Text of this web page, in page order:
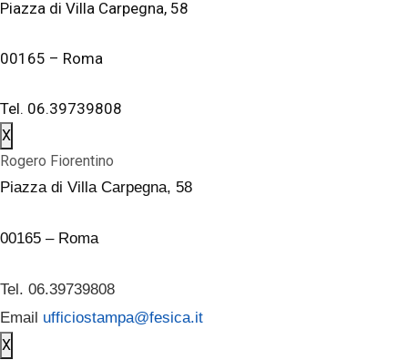
Piazza di Villa Carpegna, 58
00165 – Roma
Tel. 06.39739808
X
Rogero Fiorentino
Piazza di Villa Carpegna, 58
00165 – Roma
Tel. 06.39739808
Email ufficiostampa@fesica.it
X